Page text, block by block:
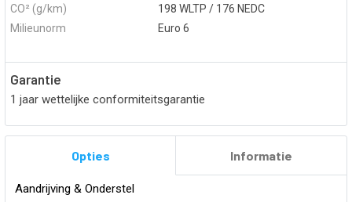
CO² (g/km)
198 WLTP / 176 NEDC
Milieunorm
Euro 6
Garantie
1 jaar wettelijke conformiteitsgarantie
Opties Informatie
Aandrijving & Onderstel